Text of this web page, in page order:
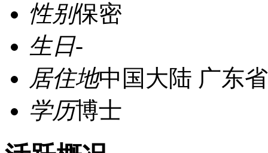
性别保密
生日-
居住地中国大陆 广东省
学历博士